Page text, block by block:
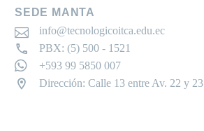
SEDE MANTA
info@tecnologicoitca.edu.ec
PBX: (5) 500 - 1521
+593 99 5850 007
Dirección: Calle 13 entre Av. 22 y 23